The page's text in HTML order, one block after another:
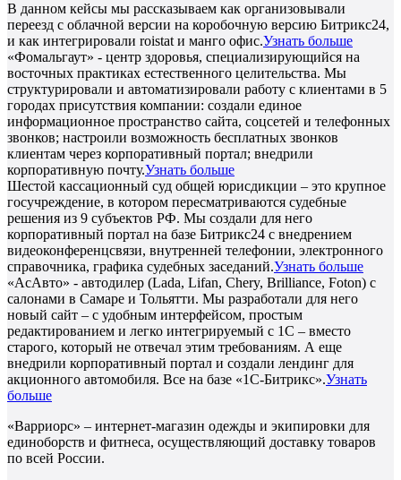
В данном кейсы мы рассказываем как организовывали
переезд с облачной версии на коробочную версию Битрикс24,
и как интегрировали roistat и манго офис.Узнать больше
«Фомальгаут» - центр здоровья, специализирующийся на
восточных практиках естественного целительства. Мы
структурировали и автоматизировали работу с клиентами в 5
городах присутствия компании: создали единое
информационное пространство сайта, соцсетей и телефонных
звонков; настроили возможность бесплатных звонков
клиентам через корпоративный портал; внедрили
корпоративную почту.Узнать больше
Шестой кассационный суд общей юрисдикции – это крупное
госучреждение, в котором пересматриваются судебные
решения из 9 субъектов РФ. Мы создали для него
корпоративный портал на базе Битрикс24 с внедрением
видеоконференцсвязи, внутренней телефонии, электронного
справочника, графика судебных заседаний.Узнать больше
«АсАвто» - автодилер (Lada, Lifan, Chery, Brilliance, Foton) с
салонами в Самаре и Тольятти. Мы разработали для него
новый сайт – с удобным интерфейсом, простым
редактированием и легко интегрируемый с 1С – вместо
старого, который не отвечал этим требованиям. А еще
внедрили корпоративный портал и создали лендинг для
акционного автомобиля. Все на базе «1С-Битрикс».Узнать
больше
«Варриорс» – интернет-магазин одежды и экипировки для
единоборств и фитнеса, осуществляющий доставку товаров
по всей России.